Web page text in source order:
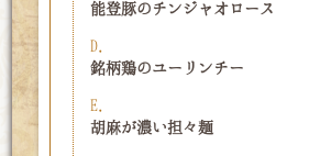
能登豚のチンジャオロース
D.
銘柄鶏のユーリンチー
E.
胡麻が濃い担々麺